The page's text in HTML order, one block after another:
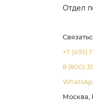
Отдел
+7 (495)
8 (800)
Москва,